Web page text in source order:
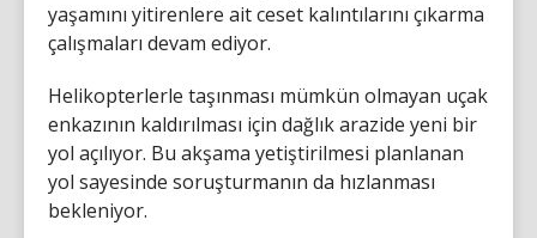
yaşamını yitirenlere ait ceset kalıntılarını çıkarma
çalışmaları devam ediyor.
Helikopterlerle taşınması mümkün olmayan uçak
enkazının kaldırılması için dağlık arazide yeni bir
yol açılıyor. Bu akşama yetiştirilmesi planlanan
yol sayesinde soruşturmanın da hızlanması
bekleniyor.